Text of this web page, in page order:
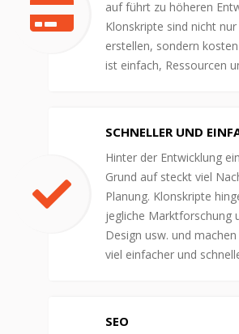
auf führt zu höheren
Klonskripte sind nicht
erstellen, sondern
ist einfach, Ressourcen
SCHNELLER UND
Hinter der Entwicklung
Grund auf steckt viel
Planung. Klonskripte
jegliche Marktforschung
Design usw. und
viel einfacher und
SEO